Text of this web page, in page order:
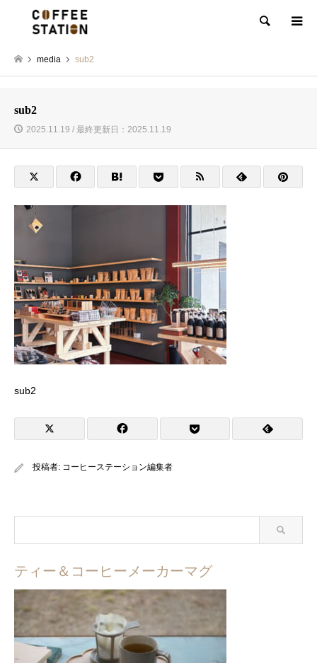
検索
media sub2
sub2
2025.11.19 / 最終更新日：2025.11.19
sub2
投稿者: コーヒーステーション編集者
ティー＆コーヒーメーカーマグ